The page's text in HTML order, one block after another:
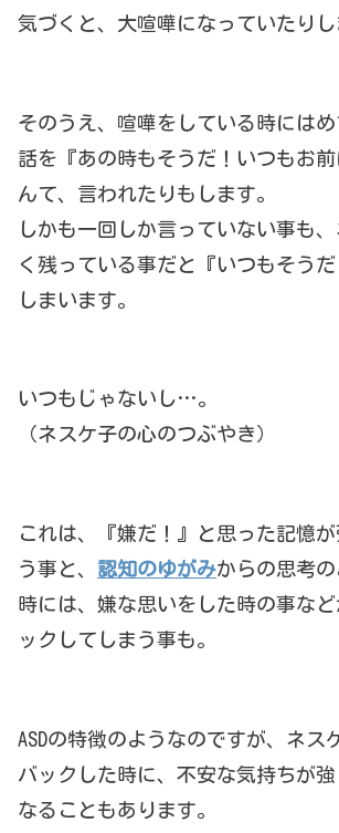
気づくと、大喧嘩になっていたりし
そのうえ、喧嘩をしている時には
話を『あの時もそうだ！いつもお
んて、言われたりもします。
しかも一回しか言っていない事も
く残っている事だと『いつもそう
しまいます。
いつもじゃないし…。
（ネスケ子の心のつぶやき）
これは、『嫌だ！』と思った記憶
う事と、 認知のゆがみからの思考の
時には、嫌な思いをした時の事な
ックしてしまう事も。
ASDの特徴のようなのですが、ネス
バックした時に、不安な気持ちが強
なることもあります。